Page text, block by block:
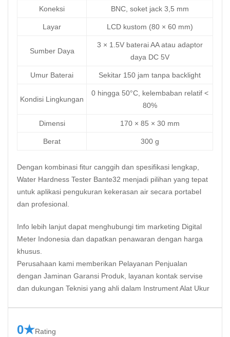
Koneksi BNC, soket jack 3,5 mm
Layar LCD kustom (80 × 60 mm)
Sumber Daya
3 × 1.5V baterai AA atau adaptor
daya DC 5V
Umur Baterai Sekitar 150 jam tanpa backlight
Kondisi Lingkungan
0 hingga 50°C, kelembaban relatif <
80%
Dimensi 170 × 85 × 30 mm
Berat 300 g
Dengan kombinasi fitur canggih dan spesifikasi lengkap,
Water Hardness Tester Bante32 menjadi pilihan yang tepat
untuk aplikasi pengukuran kekerasan air secara portabel
dan profesional.
Info lebih lanjut dapat menghubungi tim marketing Digital
Meter Indonesia dan dapatkan penawaran dengan harga
khusus.
Perusahaan kami memberikan Pelayanan Penjualan
dengan Jaminan Garansi Produk, layanan kontak servise
dan dukungan Teknisi yang ahli dalam Instrument Alat Ukur
0★Rating